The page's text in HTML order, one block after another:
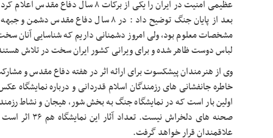
عظیمی امنیت در ایران را یکی از برکات ۸
بعد از پایان جنگ توضیح داد : در ۸ سال
مشخصات معلوم بود، ولی امروز دشمنانی داریم که شناسایی
لباس دوست ظاهر شده و برای ویرانی کشور ایران سخت در تلاش
وی از هنرمندان پیشکسوت برای ارائه اثر در هفته دفاع مقدس و
خاطره جانفشانی های رزمندگان اسلام قدردانی و درباره نمایشگاه
اولین بار است که در نمایشگاه جنگ به بخش شور، هیجان و نشاط
صحنه های
علاقمندان قرار خواهد گرفت.